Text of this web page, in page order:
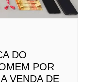
DO
POR
VENDA DE